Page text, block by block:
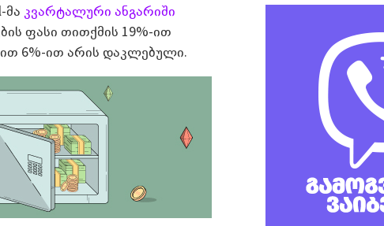
მა კვარტალური ანგარიში
ფასი თითქმის 19%-ით
6%-ით არის დაკლებული.